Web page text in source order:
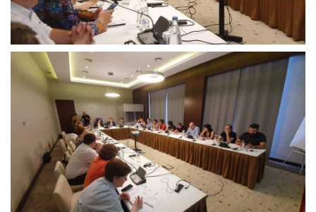
ცენტრის
დირექტორს
ცესკოს
სტრუქტურული
ერთეულების
ხელმძღვანელებს
ევროსაბჭოს
ექსპერტებმა
კვლევის
წარუდგინეს.
შეხვედრაზე
საარჩევნო
ადმინისტრაციისათვის
თანამონაწილეობრივი